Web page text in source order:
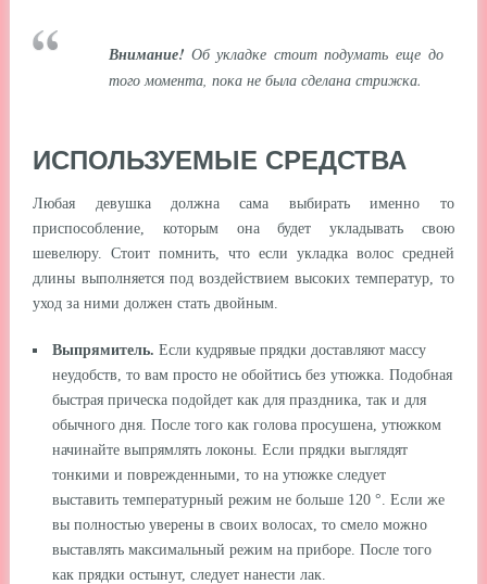
Внимание! Об укладке стоит подумать еще до
того момента, пока не была сделана стрижка.
ИСПОЛЬЗУЕМЫЕ СРЕДСТВА
Любая девушка должна сама выбирать именно то
приспособление, которым она будет укладывать свою
шевелюру. Стоит помнить, что если укладка волос средней
длины выполняется под воздействием высоких температур, то
уход за ними должен стать двойным.
Выпрямитель. Если кудрявые прядки доставляют массу
неудобств, то вам просто не обойтись без утюжка. Подобная
быстрая прическа подойдет как для праздника, так и для
обычного дня. После того как голова просушена, утюжком
начинайте выпрямлять локоны. Если прядки выглядят
тонкими и поврежденными, то на утюжке следует
выставить температурный режим не больше 120 °. Если же
вы полностью уверены в своих волосах, то смело можно
выставлять максимальный режим на приборе. После того
как прядки остынут, следует нанести лак.